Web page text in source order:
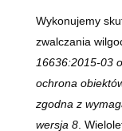
Wykonujemy
zwalczania
16636:2015-03
ochrona
zgodna z
wersja 8.